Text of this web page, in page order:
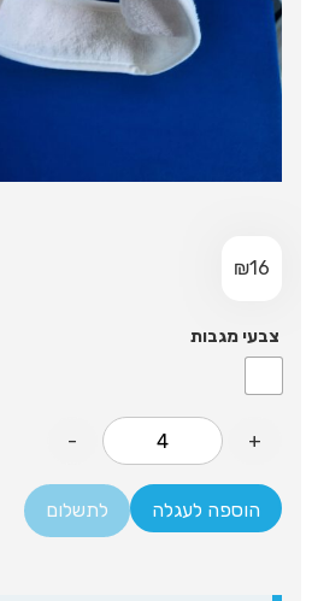
₪16
צבעי מגבות
- +
הוספה לעגלה לתשלום